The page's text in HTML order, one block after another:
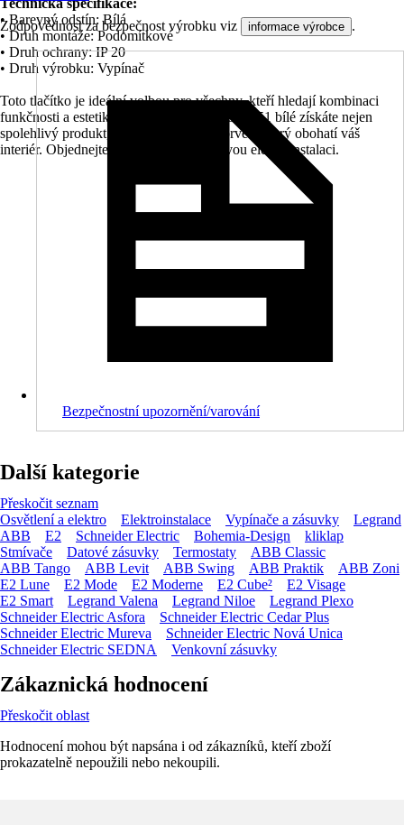
Technická specifikace:
• Barevný odstín: Bílá
• Druh montáže: Podomítkové
• Druh ochrany: IP 20
• Druh výrobku: Vypínač
Toto tlačítko je ideální volbou pro všechny, kteří hledají kombinaci
funkčnosti a estetiky. S Legrand Niloe 6302351 bílé získáte nejen
spolehlivý produkt, ale také designový prvek, který obohatí váš
interiér. Objednejte si nyní a vylepšete svou elektroinstalaci.
Zodpovědnost za bezpečnost výrobku viz informace výrobce .
Bezpečnostní upozornění/varování
Další kategorie
Přeskočit seznam
Osvětlení a elektro
Elektroinstalace Vypínače a zásuvky
Legrand
ABB
E2 Schneider Electric Bohemia-Design
kliklap
Stmívače
Datové zásuvky Termostaty
ABB Classic
ABB Tango
ABB Levit ABB Swing ABB Praktik
ABB Zoni
E2 Lune
E2 Mode E2 Moderne E2 Cube²
E2 Visage
E2 Smart
Legrand Valena Legrand Niloe
Legrand Plexo
Schneider Electric Asfora
Schneider Electric Cedar Plus
Schneider Electric Mureva
Schneider Electric Nová Unica
Schneider Electric SEDNA
Venkovní zásuvky
Zákaznická hodnocení
Přeskočit oblast
Hodnocení mohou být napsána i od zákazníků, kteří zboží
prokazatelně nepoužili nebo nekoupili.